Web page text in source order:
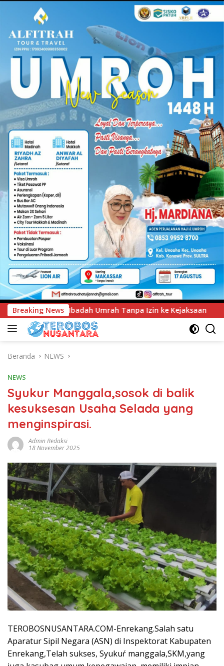
Breaking News
Izin ke Kejaksaan UNIMEN Tambah Delapan
Beranda NEWS
NEWS
Syukur Manggala,sosok di balik
kesuksesan Usaha Selada yang
menginspirasi.
Admin Redaksi
18 November 2025
TEROBOSNUSANTARA.COM-Enrekang.Salah satu
Aparatur Sipil Negara (ASN) di Inspektorat Kabupaten
Enrekang,Telah sukses, Syukuŕ manggala,SKM,yang